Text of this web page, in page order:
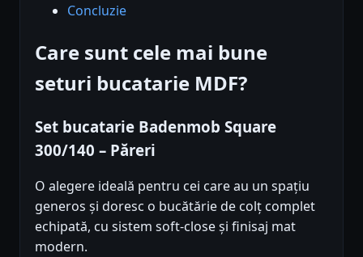
Concluzie
Care sunt cele mai bune
seturi bucatarie MDF?
Set bucatarie Badenmob Square
300/140 – Păreri
O alegere ideală pentru cei care au un spațiu
generos și doresc o bucătărie de colț complet
echipată, cu sistem soft-close și finisaj mat
modern.